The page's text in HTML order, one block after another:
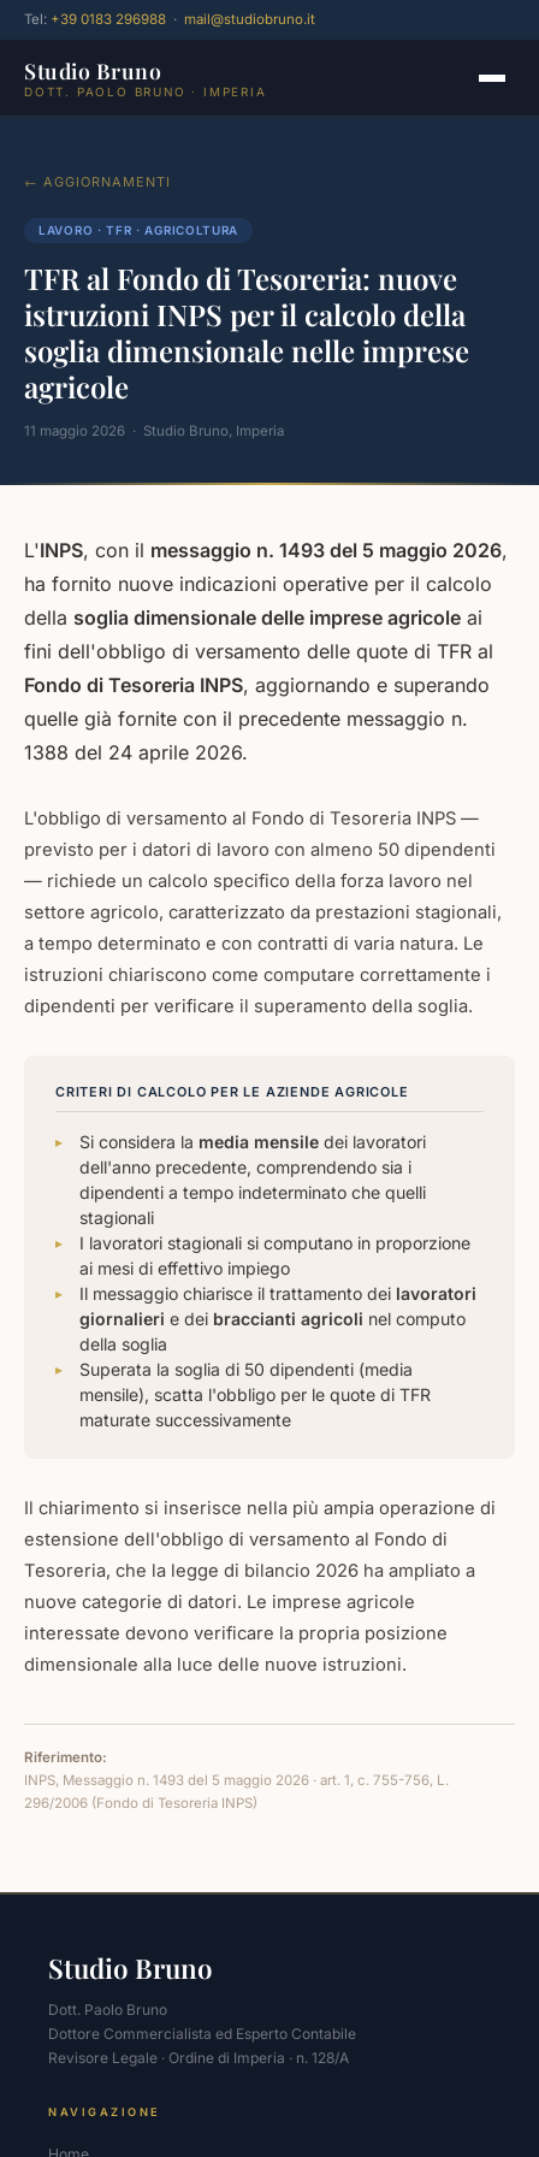
Tel: +39 0183 296988 · mail@studiobruno.it
Studio Bruno
DOTT. PAOLO BRUNO · IMPERIA
← AGGIORNAMENTI
LAVORO · TFR · AGRICOLTURA
TFR al Fondo di Tesoreria: nuove
istruzioni INPS per il calcolo della
soglia dimensionale nelle imprese
agricole
11 maggio 2026 · Studio Bruno, Imperia
L'INPS, con il messaggio n. 1493 del 5 maggio 2026,
ha fornito nuove indicazioni operative per il calcolo
della soglia dimensionale delle imprese agricole ai
fini dell'obbligo di versamento delle quote di TFR al
Fondo di Tesoreria INPS, aggiornando e superando
quelle già fornite con il precedente messaggio n.
1388 del 24 aprile 2026.
L'obbligo di versamento al Fondo di Tesoreria INPS —
previsto per i datori di lavoro con almeno 50 dipendenti
— richiede un calcolo specifico della forza lavoro nel
settore agricolo, caratterizzato da prestazioni stagionali,
a tempo determinato e con contratti di varia natura. Le
istruzioni chiariscono come computare correttamente i
dipendenti per verificare il superamento della soglia.
CRITERI DI CALCOLO PER LE AZIENDE AGRICOLE
Si considera la media mensile dei lavoratori
dell'anno precedente, comprendendo sia i
dipendenti a tempo indeterminato che quelli
stagionali
I lavoratori stagionali si computano in proporzione
ai mesi di effettivo impiego
Il messaggio chiarisce il trattamento dei lavoratori
giornalieri e dei braccianti agricoli nel computo
della soglia
Superata la soglia di 50 dipendenti (media
mensile), scatta l'obbligo per le quote di TFR
maturate successivamente
Il chiarimento si inserisce nella più ampia operazione di
estensione dell'obbligo di versamento al Fondo di
Tesoreria, che la legge di bilancio 2026 ha ampliato a
nuove categorie di datori. Le imprese agricole
interessate devono verificare la propria posizione
dimensionale alla luce delle nuove istruzioni.
Riferimento:
INPS, Messaggio n. 1493 del 5 maggio 2026 · art. 1, c. 755-756, L.
296/2006 (Fondo di Tesoreria INPS)
Studio Bruno
Dott. Paolo Bruno
Dottore Commercialista ed Esperto Contabile
Revisore Legale · Ordine di Imperia · n. 128/A
NAVIGAZIONE